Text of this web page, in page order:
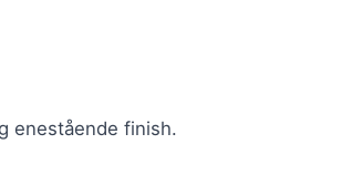
enestående finish.